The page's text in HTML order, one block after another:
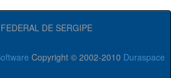
DE SERGIPE
Copyright © 2002-2010 Duraspace